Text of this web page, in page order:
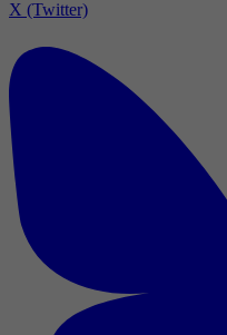
X (Twitter)